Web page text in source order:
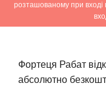
розташованому при вході
Фортеця Рабат
абсолютно